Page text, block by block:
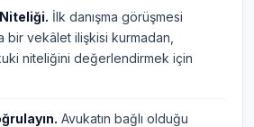
İlk danışma görüşmesi
bir vekâlet ilişkisi kurmadan,
niteliğini değerlendirmek için
Avukatın bağlı olduğu